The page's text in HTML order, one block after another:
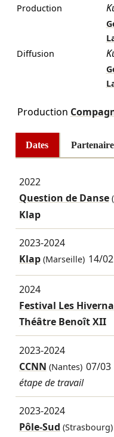
Production
Diffusion
Production
Dates
2022
Question de Danse
Klap
2023-2024
Klap(Marseille) 14/02
2024
Festival Les
Théâtre Benoît XII
2023-2024
CCNN (Nantes) 07/03
étape de travail
2023-2024
Pôle-Sud (Strasbourg)